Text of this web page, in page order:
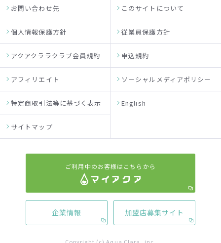
お問い合わせ先 このサイトについて
個人情報保護方針 従業員保護方針
アクアクララクラブ会員規約 申込規約
アフィリエイト ソーシャルメディアポリシー
特定商取引法等に基づく表示 English
サイトマップ
ご利用中のお客様はこちらから
企業情報 加盟店募集サイト